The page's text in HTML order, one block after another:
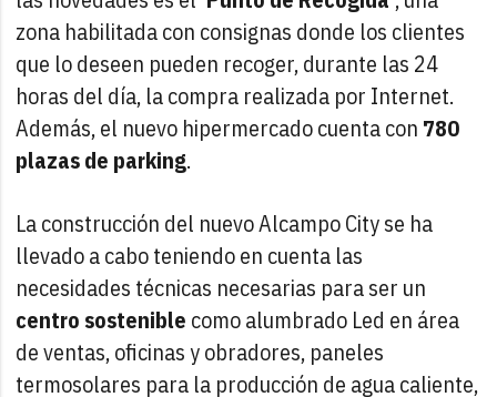
zona habilitada con consignas donde los clientes
que lo deseen pueden recoger, durante las 24
horas del día, la compra realizada por Internet.
Además, el nuevo hipermercado cuenta con 780
plazas de parking.
La construcción del nuevo Alcampo City se ha
llevado a cabo teniendo en cuenta las
necesidades técnicas necesarias para ser un
centro sostenible como alumbrado Led en área
de ventas, oficinas y obradores, paneles
termosolares para la producción de agua caliente,